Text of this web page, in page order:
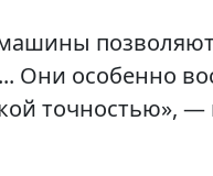
Они особенно
точностью», —